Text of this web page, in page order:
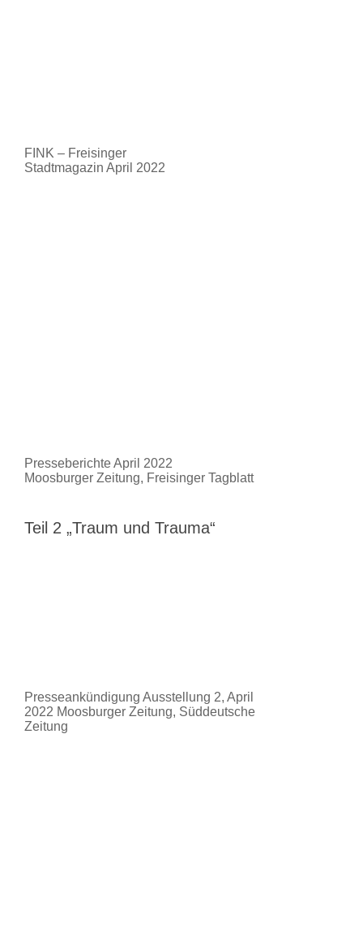
FINK – Freisinger
Stadtmagazin April 2022
Presseberichte April 2022
Moosburger Zeitung, Freisinger Tagblatt
Teil 2 „Traum und Trauma“
Presseankündigung Ausstellung 2, April
2022 Moosburger Zeitung, Süddeutsche
Zeitung